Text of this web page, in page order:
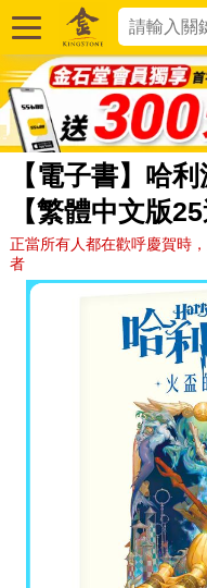
【電子書】哈
【繁體中文版
正當所有人都在歡呼慶賀時
者